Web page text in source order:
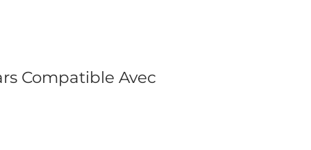
Compatible Avec